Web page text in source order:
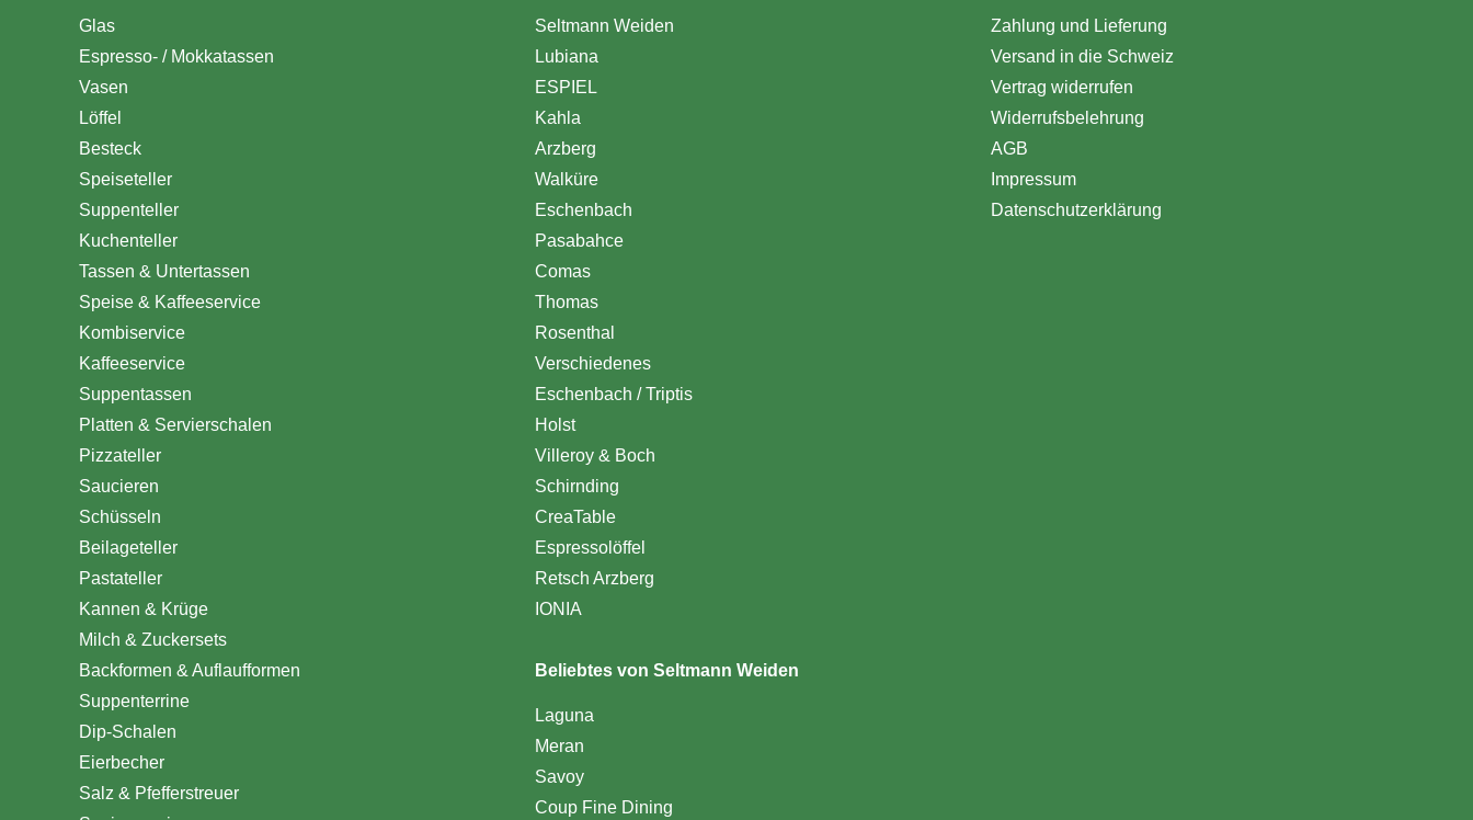
Glas
Espresso- / Mokkatassen
Vasen
Löffel
Besteck
Speiseteller
Suppenteller
Kuchenteller
Tassen & Untertassen
Speise & Kaffeeservice
Kombiservice
Kaffeeservice
Suppentassen
Platten & Servierschalen
Pizzateller
Saucieren
Schüsseln
Beilageteller
Pastateller
Kannen & Krüge
Milch & Zuckersets
Backformen & Auflaufformen
Suppenterrine
Dip-Schalen
Eierbecher
Salz & Pfefferstreuer
Seltmann Weiden
Lubiana
ESPIEL
Kahla
Arzberg
Walküre
Eschenbach
Pasabahce
Comas
Thomas
Rosenthal
Verschiedenes
Eschenbach / Triptis
Holst
Villeroy & Boch
Schirnding
CreaTable
Espressolöffel
Retsch Arzberg
IONIA
Beliebtes von Seltmann Weiden
Laguna
Meran
Savoy
Coup Fine Dining
Zahlung und Lieferung
Versand in die Schweiz
Vertrag widerrufen
Widerrufsbelehrung
AGB
Impressum
Datenschutzerklärung